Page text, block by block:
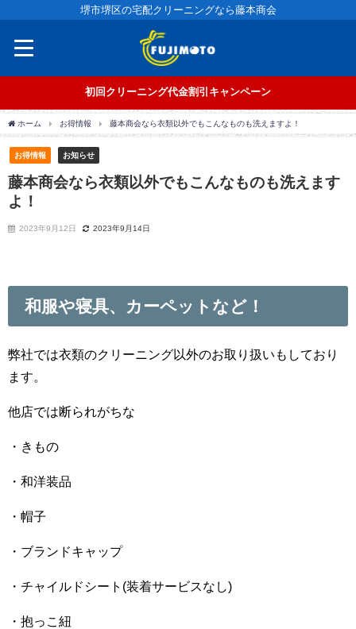
堺市堺区の宅配クリーニングなら藤本商会
初回クリーニング代金割引キャンペーン
ホーム お得情報 藤本商会なら衣類以外でもこんなものも洗えますよ！
お得情報 お知らせ
藤本商会なら衣類以外でもこんなものも洗えます
よ！
2023年9月12日 2023年9月14日
和服や寝具、カーペットなど！
弊社では衣類のクリーニング以外のお取り扱いもしており
ます。
他店では断られがちな
・きもの
・和洋装品
・帽子
・ブランドキャップ
・チャイルドシート(装着サービスなし)
・抱っこ紐